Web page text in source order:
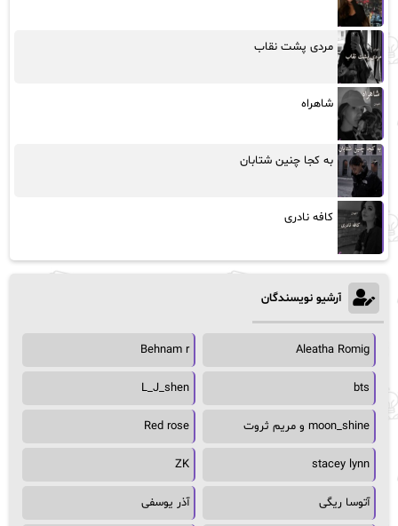
مردی پشت نقاب
شاهراه
به کجا چنین شتابان
کافه نادری
آرشیو نویسندگان
Aleatha Romig
Behnam r
bts
L_J_shen
moon_shine و مریم ثروت Red rose
stacey lynn
ZK
آتوسا ریگی آذر یوسفی